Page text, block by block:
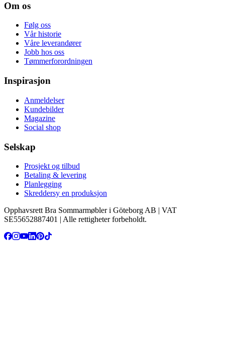
Om os
Følg oss
Vår historie
Våre leverandører
Jobb hos oss
Tømmerforordningen
Inspirasjon
Anmeldelser
Kundebilder
Magazine
Social shop
Selskap
Prosjekt og tilbud
Betaling & levering
Planlegging
Skreddersy en produksjon
Opphavsrett Bra Sommarmøbler i Göteborg AB | VAT
SE55652887401 | Alle rettigheter forbeholdt.